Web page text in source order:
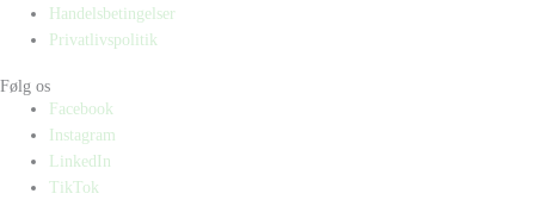
Handelsbetingelser
Privatlivspolitik
Følg os
Facebook
Instagram
LinkedIn
TikTok